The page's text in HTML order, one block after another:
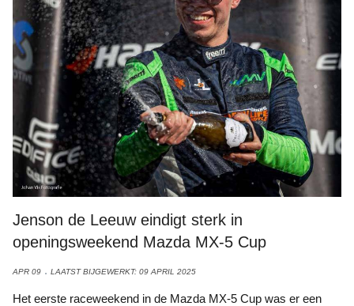
Jenson de Leeuw eindigt sterk in
openingsweekend Mazda MX-5 Cup
APR 09 LAATST BIJGEWERKT: 09 APRIL 2025
Het eerste raceweekend in de Mazda MX-5 Cup was er een